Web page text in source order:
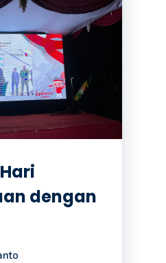
dengan